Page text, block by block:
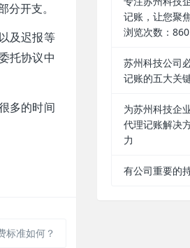
分开支。
及迟报等
托协议中
多的时间
标准如何？
记账，让您聚
浏览次数：860
苏州科技公司
记账的五大关
为苏州科技企
代理记账解决
力
有公司重要的